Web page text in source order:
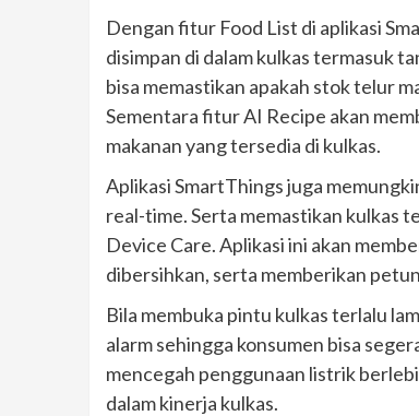
Dengan fitur Food List di aplikasi
disimpan di dalam kulkas termasuk
bisa memastikan apakah stok telur
Sementara fitur AI Recipe akan
makanan yang tersedia di kulkas.
Aplikasi SmartThings juga
real-time. Serta memastikan kulkas
Device Care. Aplikasi ini akan
dibersihkan, serta memberikan
Bila membuka pintu kulkas terlalu
alarm sehingga konsumen bisa
mencegah penggunaan listrik
dalam kinerja kulkas.